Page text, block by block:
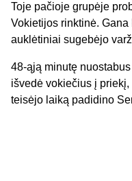
Toje pačioje grupėje
Vokietijos rinktinė.
auklėtiniai sugebėjo
48-ąją minutę
išvedė vokiečius į
teisėjo laiką padidino